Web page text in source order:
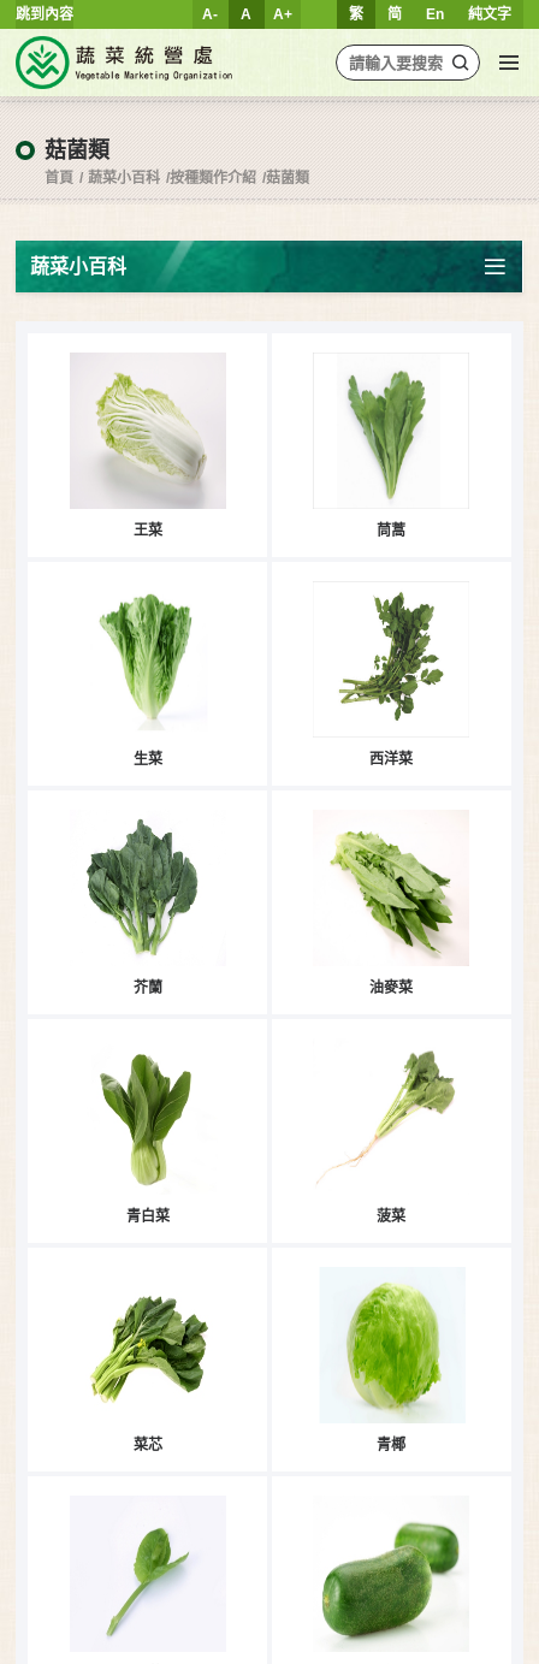
跳到內容 繁 简 En 純文字
A- A A+
菇菌類
首頁 蔬菜小百科 按種類作介紹 菇菌類
蔬菜小百科
王菜 茼蒿
生菜 西洋菜
芥蘭 油麥菜
青白菜 菠菜
菜芯 青椰